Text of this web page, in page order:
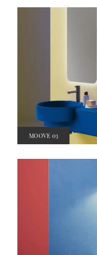
MOOVE 03